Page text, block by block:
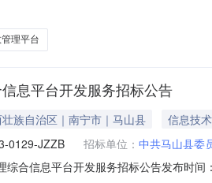
日期：2021年09月06日三、中标/成交
理平台
息平台开发服务招标公告
壮族自治区｜南宁市｜马山县
信息技术
0129-JZZB 招标单位： 中共马山县委
综合信息平台开发服务招标公告发布时